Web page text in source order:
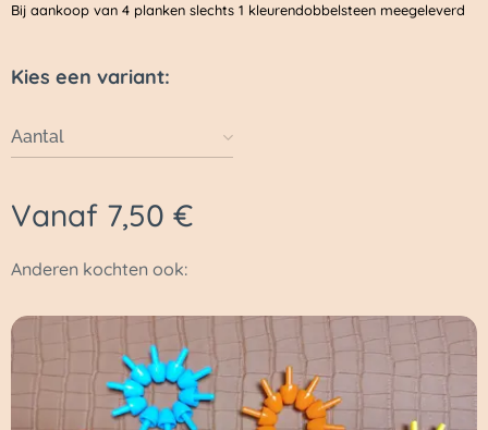
Bij aankoop van 4 planken slechts 1 kleurendobbelsteen meegeleverd
Kies een variant:
Aantal
Vanaf 7,50 €
Anderen kochten ook: